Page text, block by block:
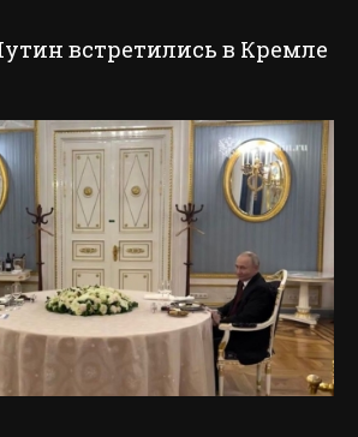
встретились в Кремле